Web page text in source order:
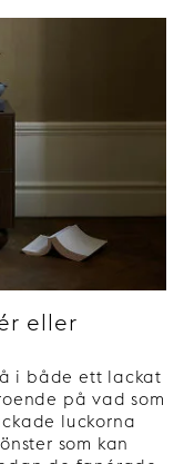
eller
i både ett lackat
på vad som
luckorna
som kan